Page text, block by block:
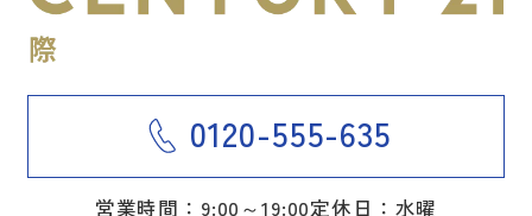
0120-555-635
営業時間：9:00～19:00定休日：水曜